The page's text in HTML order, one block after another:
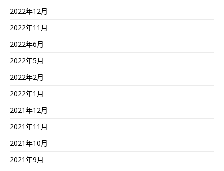
2022年12月
2022年11月
2022年6月
2022年5月
2022年2月
2022年1月
2021年12月
2021年11月
2021年10月
2021年9月